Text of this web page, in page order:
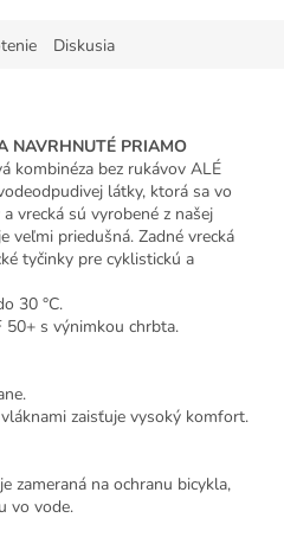
Diskusia
NAVRHNUTÉ PRIAMO
kombinéza bez rukávov ALÉ
látky, ktorá sa vo
vrecká sú vyrobené z našej
veľmi priedušná. Zadné vrecká
tyčinky pre cyklistickú a
30 °C.
50+ s výnimkou chrbta.
zaisťuje vysoký komfort.
zameraná na ochranu bicykla,
vo vode.